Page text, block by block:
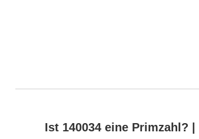
Ist 140034 eine Primzahl? |